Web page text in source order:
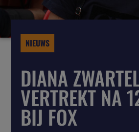
NIEUWS
DIANA
VERTREKT NA
BIJ FOX